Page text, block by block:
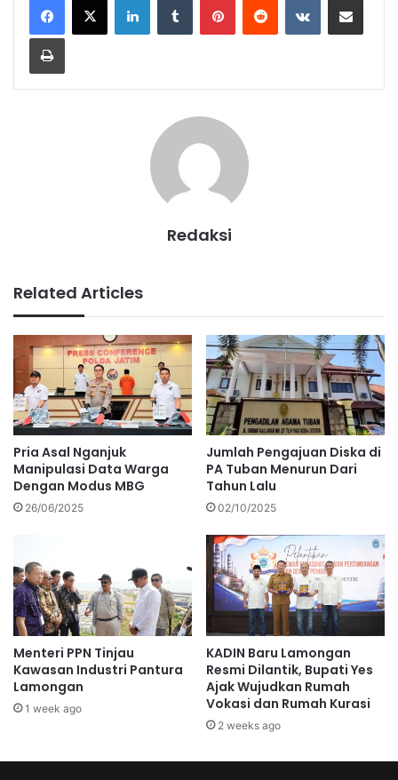
Print
Redaksi
Related Articles
Pria Asal Nganjuk
Manipulasi Data Warga
Dengan Modus MBG
26/06/2025
Jumlah Pengajuan Diska di
PA Tuban Menurun Dari
Tahun Lalu
02/10/2025
Menteri PPN Tinjau
Kawasan Industri Pantura
Lamongan
1 week ago
KADIN Baru Lamongan
Resmi Dilantik, Bupati Yes
Ajak Wujudkan Rumah
Vokasi dan Rumah Kurasi
2 weeks ago